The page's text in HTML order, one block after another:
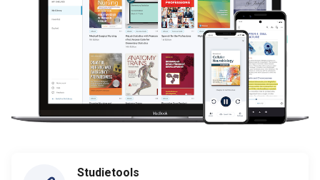
Studietools